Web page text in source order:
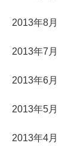
2013年8月
2013年7月
2013年6月
2013年5月
2013年4月